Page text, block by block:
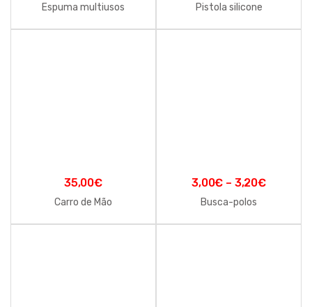
Espuma multiusos Pistola silicone
35,00€
Carro de Mão
3,00€ – 3,20€
Busca-polos